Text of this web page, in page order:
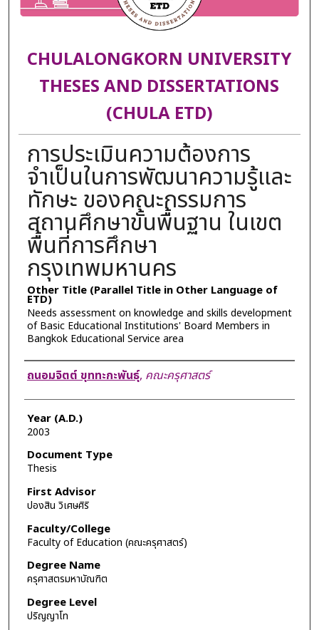
CHULALONGKORN UNIVERSITY
THESES AND DISSERTATIONS
(CHULA ETD)
การประเมินความต้องการ
จำเป็นในการพัฒนาความรู้และ
ทักษะ ของคณะกรรมการ
สถานศึกษาขั้นพื้นฐาน ในเขต
พื้นที่การศึกษา
กรุงเทพมหานคร
Other Title (Parallel Title in Other Language of
ETD)
Needs assessment on knowledge and skills development
of Basic Educational Institutions' Board Members in
Bangkok Educational Service area
Author
ถนอมจิตต์ ขุททะกะพันธุ์, คณะครุศาสตร์
Year (A.D.)
2003
Document Type
Thesis
First Advisor
ปองสิน วิเศษศิริ
Faculty/College
Faculty of Education (คณะครุศาสตร์)
Degree Name
ครุศาสตรมหาบัณฑิต
Degree Level
ปริญญาโท